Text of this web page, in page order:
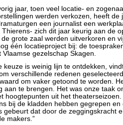
jaar, toen veel locatie- en
werden verkozen, heeft de
een journalist een
zich dit jaar keurig aan de
grote zaal werden uitverkoren en
één locatieproject bij: de
Vlaamse gezelschap Skagen.
keuze is weinig lijn te ontdekken,
verschillende redenen
om vaker getoond te worden.
aan te brengen. Het was onze taak
hoogtepunten uit het
bij de kladden hebben gegrepen
gebeurt dat door de zeggingskracht
makers.”